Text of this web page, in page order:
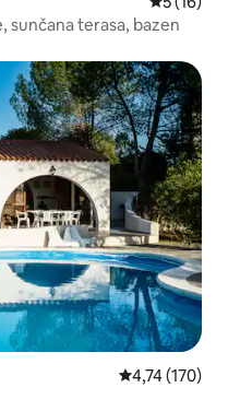
sunčana terasa, bazen
Prosječna
4,74 (170)